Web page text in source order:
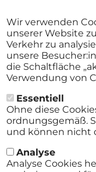
-
Aug.
29
2026
ab€
Wir verwenden
unserer Website
Verkehr zu
unsere
die Schaltfläche
Verwendung von
Essentiell
Ohne diese
ordnungsgemäß.
und können nicht
Analyse
Analyse Cookies